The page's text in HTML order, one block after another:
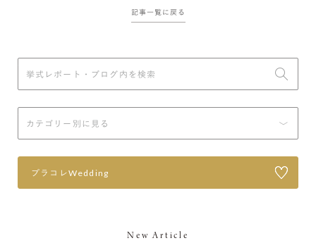
記事一覧に戻る
プラコレWedding
New Article